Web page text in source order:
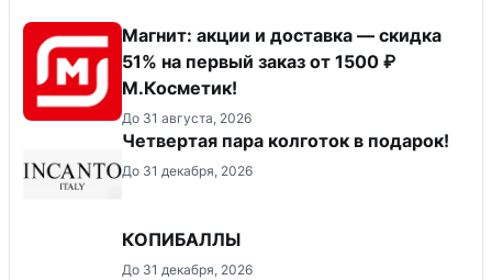
Магнит: акции и доставка — скидка
51% на первый заказ от 1500 ₽
М.Косметик!
До 31 августа, 2026
Четвертая пара колготок в подарок!
До 31 декабря, 2026
КОПИБАЛЛЫ
До 31 декабря, 2026